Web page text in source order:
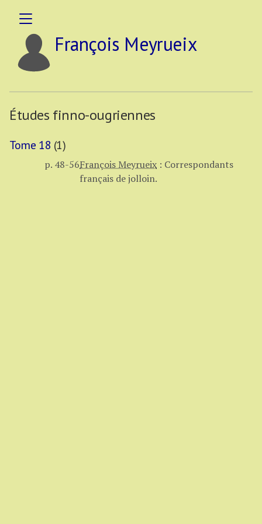
François Meyrueix
Études finno-ougriennes
Tome 18 (1)
p. 48-56François Meyrueix : Correspondants
français de jolloin.